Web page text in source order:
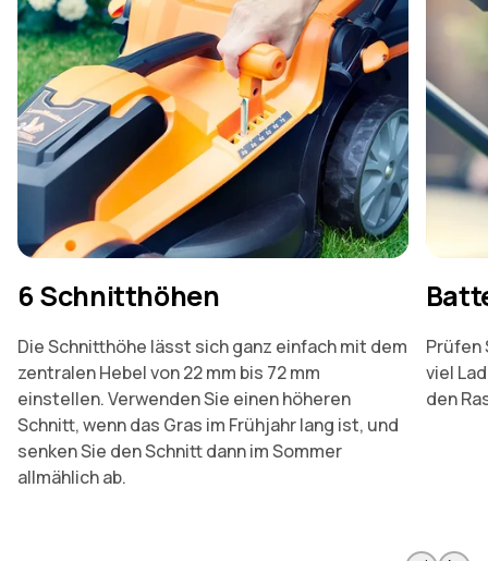
6 Schnitthöhen
Die Schnitthöhe lässt sich ganz einfach mit dem
zentralen Hebel von 22 mm bis 72 mm
einstellen. Verwenden Sie einen höheren
Schnitt, wenn das Gras im Frühjahr lang ist, und
senken Sie den Schnitt dann im Sommer
allmählich ab.
Prüfen
viel
den